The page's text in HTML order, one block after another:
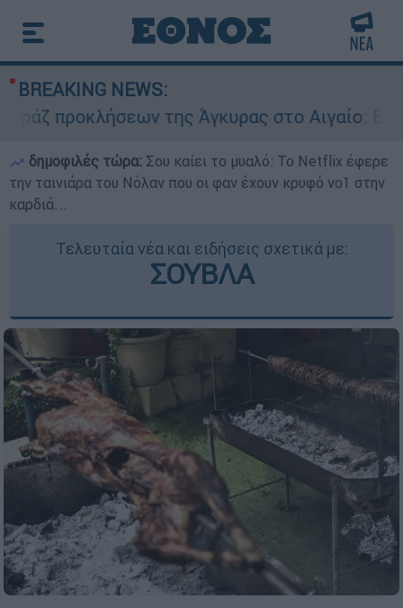
BREAKING NEWS:
της Άγκυρας στο Αιγαίο: Εικονική
δημοφιλές τώρα: Σου καίει το μυαλό: Το Netflix έφερε
την ταινιάρα του Νόλαν που οι φαν έχουν κρυφό νο1 στην
καρδιά...
Τελευταία νέα και ειδήσεις σχετικά με:
ΣΟΥΒΛΑ